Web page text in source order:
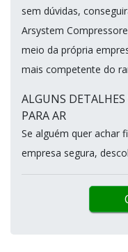
sem dúvidas,
Arsystem
meio da própria
mais competente do
ALGUNS DETALHES
PARA AR
Se alguém quer achar
empresa segura,